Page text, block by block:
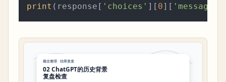
print (response[ 'choices' ][ 0][ 'message'